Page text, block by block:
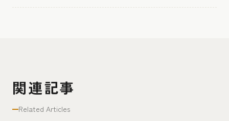
関連記事
Related Articles